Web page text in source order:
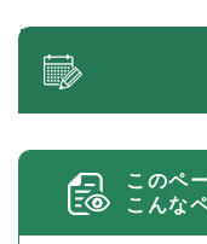
このペ
こんな